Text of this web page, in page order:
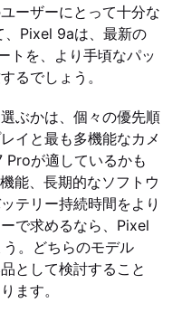
ーザーにとって十分な
、Pixel 9aは、最新の
トを、より手頃なパッ
るでしょう。
ぶかは、個々の優先順
イと最も多機能なカメ
Proが適しているかも
能、長期的なソフトウ
テリー持続時間をより
で求めるなら、Pixel
。どちらのモデル
として検討すること
ます。